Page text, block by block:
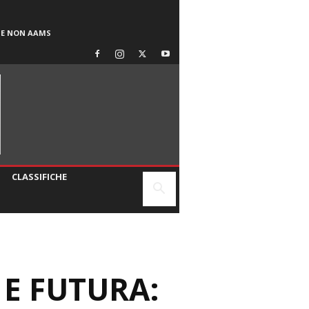
NON AAMS
CLASSIFICHE
FUTURA: